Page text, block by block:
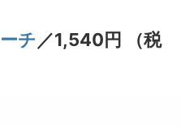
チ／1,540円 （税